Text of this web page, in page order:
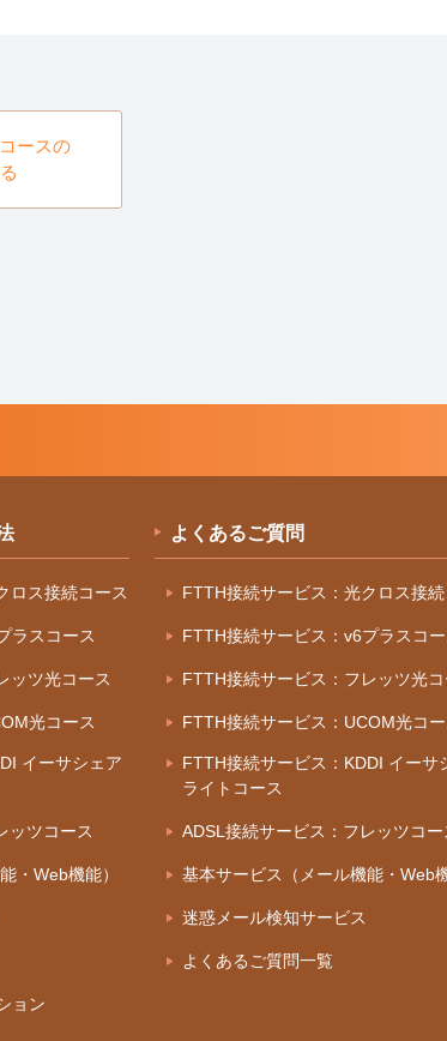
ースの
ロス接続コース
ラスコース
ッツ光コース
光コース
イーサシェア
ッツコース
・Web機能）
ョン
よくあるご質問
FTTH接続サービス：光クロス接続
FTTH接続サービス：v6プラスコー
FTTH接続サービス：フレッツ光コ
FTTH接続サービス：UCOM光コー
FTTH接続サービス：KDDI イーサ
ライトコース
ADSL接続サービス：フレッツコー
基本サービス（メール機能・Web機
迷惑メール検知サービス
よくあるご質問一覧